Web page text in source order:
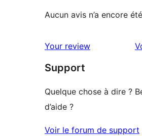
Aucun avis n’a encore
Your review
Support
Quelque chose à dire ?
d’aide ?
Voir le forum de support